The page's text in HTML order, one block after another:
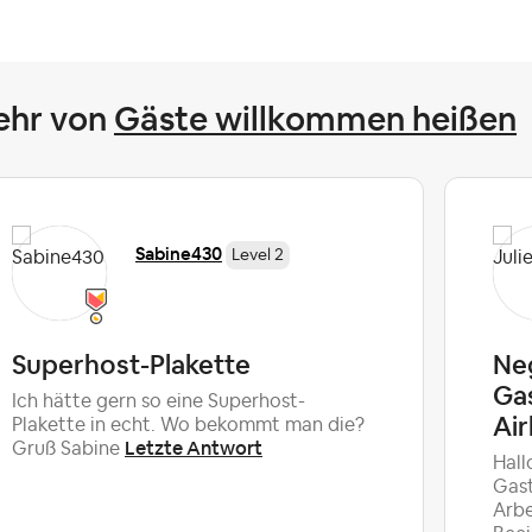
von Gäste willkommen heißen
Sabine430 Level 2
Superhost-Plakette
Ich hätte gern so eine Superhost-
Plakette in echt. Wo bekommt man die?
Gruß Sabine Letzte Antwort